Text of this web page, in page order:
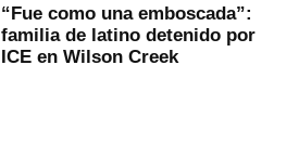
“Fue como una emboscada”:
familia de latino detenido por
ICE en Wilson Creek